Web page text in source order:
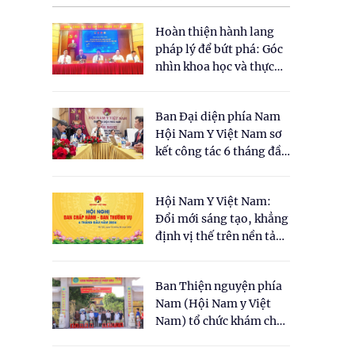
Hoàn thiện hành lang
pháp lý để bứt phá: Góc
nhìn khoa học và thực
cho Luật Y dược cổ
truyền Việt Nam"
Ban Đại diện phía Nam
Hội Nam Y Việt Nam sơ
kết công tác 6 tháng đầu
Hội Nam Y Việt Nam:
Đổi mới sáng tạo, khẳng
định vị thế trên nền tảng
Ban Thiện nguyện phía
Nam (Hội Nam y Việt
Nam) tổ chức khám chữa